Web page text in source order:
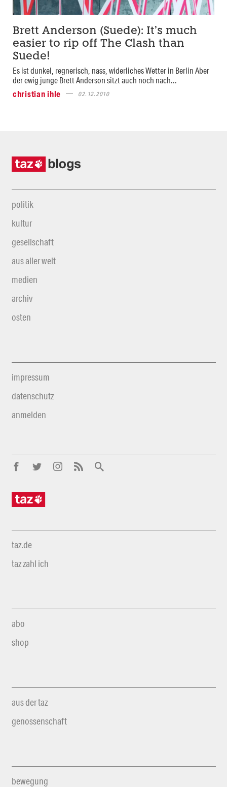
Brett Anderson (Suede): It’s much
easier to rip off The Clash than
Suede!
Es ist dunkel, regnerisch, nass, widerliches Wetter in Berlin Aber
der ewig junge Brett Anderson sitzt auch noch nach...
christian ihle
02.12.2010
politik
kultur
gesellschaft
aus aller welt
medien
archiv
osten
impressum
datenschutz
anmelden
taz.de
taz zahl ich
abo
shop
aus der taz
genossenschaft
bewegung